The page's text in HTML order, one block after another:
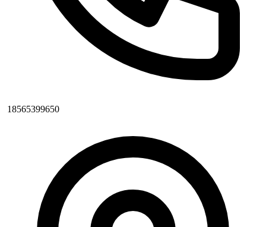
18565399650